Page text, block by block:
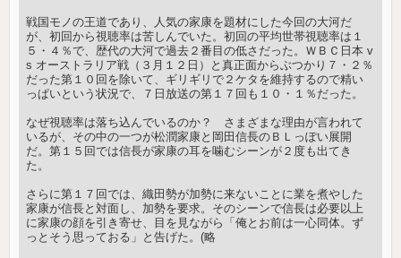
戦国モノの王道であり、人気の家康を題材にした今回の大河だ
が、初回から視聴率は苦しんでいた。初回の平均世帯視聴率は１
５・４％で、歴代の大河で過去２番目の低さだった。ＷＢＣ日本 v
s オーストラリア戦（３月１２日）と真正面からぶつかり７・２％
だった第１０回を除いて、ギリギリで２ケタを維持するので精い
っぱいという状況で、７日放送の第１７回も１０・１％だった。
なぜ視聴率は落ち込んでいるのか？ さまざまな理由が言われて
いるが、その中の一つが松潤家康と岡田信長のＢＬっぽい展開
だ。第１５回では信長が家康の耳を噛むシーンが２度も出てき
た。
さらに第１７回では、織田勢が加勢に来ないことに業を煮やした
家康が信長と対面し、加勢を要求。そのシーンで信長は必要以上
に家康の顔を引き寄せ、目を見ながら「俺とお前は一心同体。ず
っとそう思っておる」と告げた。(略